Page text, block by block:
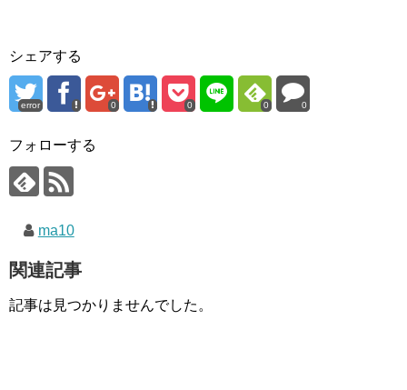
シェアする
error 0 0 0 0
フォローする
ma10
関連記事
記事は見つかりませんでした。